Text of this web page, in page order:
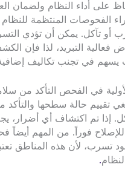
على أداء النظام ولضمان
الفحوصات المنتظمة للنظام
أو تآكل. يمكن أن تؤدي
فعالية التبريد، لذا فإن
يسهم في تجنب تكاليف
في الفحص التأكد من
تقييم حالة سطحها
إذا تم اكتشاف أي أضرار،
للإصلاح فوراً. من المهم
تسرب، لأن هذه المناطق
.